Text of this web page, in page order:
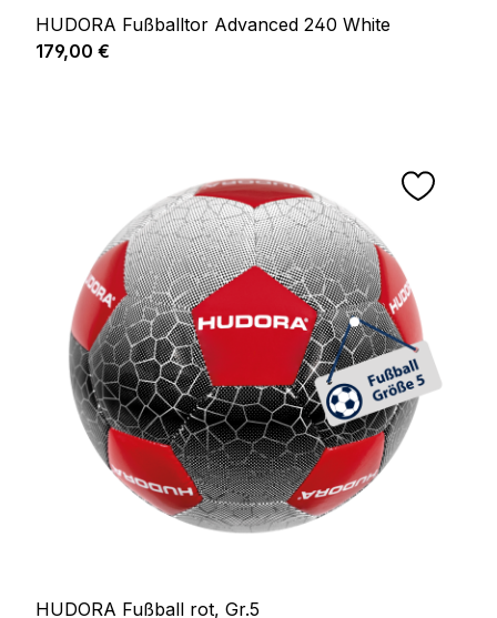
HUDORA Fußballtor Advanced 240 White
Regulärer Preis:
179,00 €
HUDORA Fußball rot, Gr.5